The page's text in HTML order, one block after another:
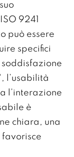
9241
può essere
specifici
soddisfazione
l’usabilità
l’interazione
è
chiara, una
favorisce